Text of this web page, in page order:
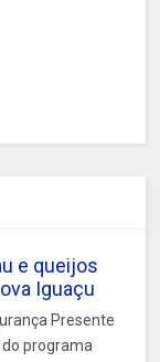
e queijos
Iguaçu
Presente
programa